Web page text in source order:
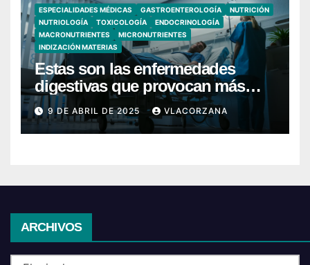
ESPECIALIDADES MÉDICAS GASTROENTEROLOGÍA
NUTRICIÓN
NUTRIOLOGÍA
TOXICOLOGÍA
ENDOCRINOLOGÍA
MACRONUTRIENTES
MICRONUTRIENTES
INDIZACIÓN MATERIAS
Estas son las enfermedades
digestivas que provocan más
hospitalizaciones en España
9 DE ABRIL DE 2025 VLACORZANA
ARCHIVOS